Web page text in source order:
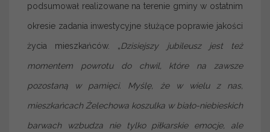
podsumował realizowane na terenie gminy w ostatnim
okresie zadania inwestycyjne służące poprawie jakości
życia mieszkańców. „Dzisiejszy jubileusz jest też
momentem powrotu do chwil, które na zawsze
pozostaną w pamięci. Myślę, że w wielu z nas,
mieszkańcach Żelechowa koszulka w biało-niebieskich
barwach wzbudza nie tylko piłkarskie emocje, ale